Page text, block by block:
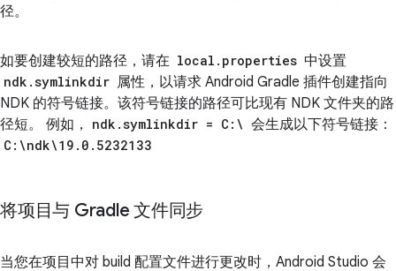
径。
如要创建较短的路径，请在 local.properties 中设置
ndk.symlinkdir 属性，以请求 Android Gradle 插件创建指向
NDK 的符号链接。该符号链接的路径可比现有 NDK 文件夹的路
径短。 例如，
ndk.symlinkdir = C:\ 会生成以下符号链接：
C:\ndk\19.0.5232133
将项目与 Gradle 文件同步
当您在项目中对 build 配置文件进行更改时，Android Studio 会